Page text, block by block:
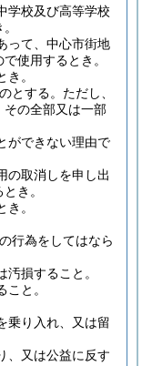
学校及び高等学校
って、中心市街地
使用するとき。
。
とする。 ただし、
その全部又は一部
ができない理由で
の取消しを申し出
き。
。
行為をしてはなら
損すること。
と。
乗り入れ、又は留
、又は公益に反す